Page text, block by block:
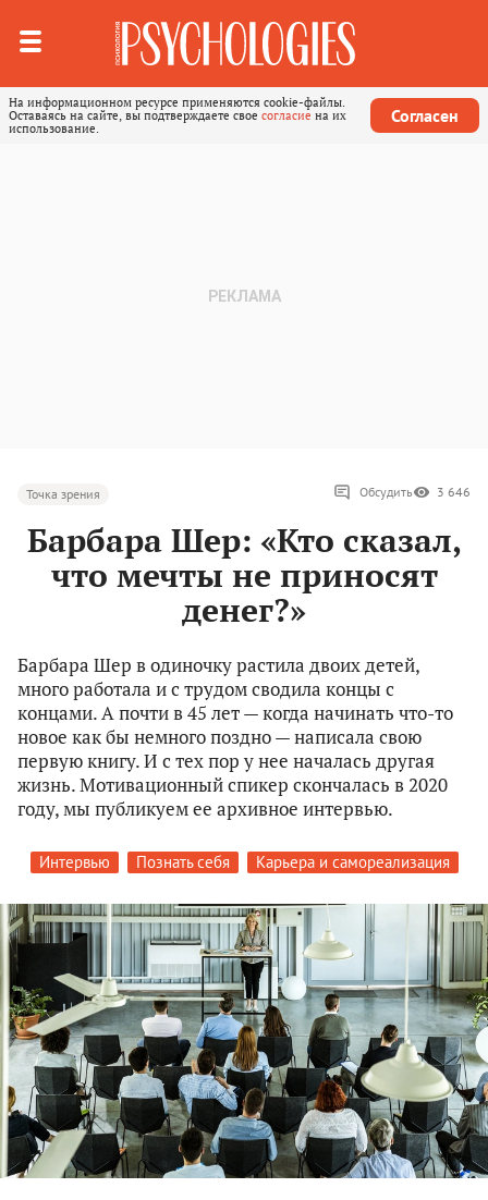
На информационном ресурсе применяются cookie-файлы.
Оставаясь на сайте, вы подтверждаете свое согласие на их
использование.
Согласен
Точка зрения Обсудить 3 646
Барбара Шер: «Кто сказал,
что мечты не приносят
денег?»
Барбара Шер в одиночку растила двоих детей,
много работала и с трудом сводила концы с
концами. А почти в 45 лет — когда начинать что-то
новое как бы немного поздно — написала свою
первую книгу. И с тех пор у нее началась другая
жизнь. Мотивационный спикер скончалась в 2020
году, мы публикуем ее архивное интервью.
Интервью Познать себя Карьера и самореализация